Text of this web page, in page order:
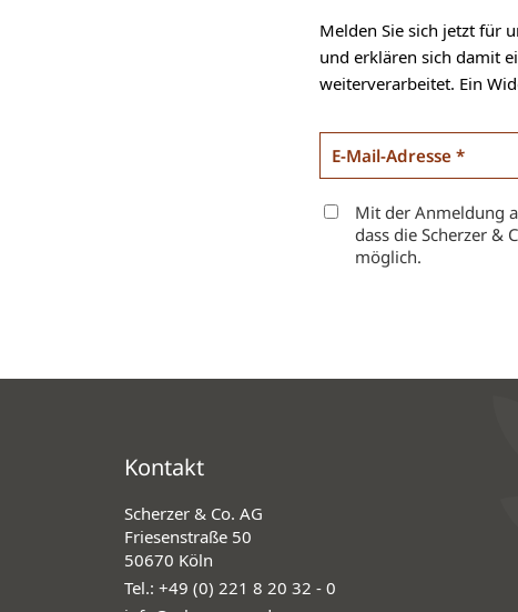
Melden Sie sich jetzt für
und erklären sich damit
weiterverarbeitet. Ein
Mit der Anmeldung
dass die Scherzer &
möglich.
Kontakt
Scherzer & Co. AG
Friesenstraße 50
50670 Köln
Tel.: +49 (0) 221 8 20 32 - 0